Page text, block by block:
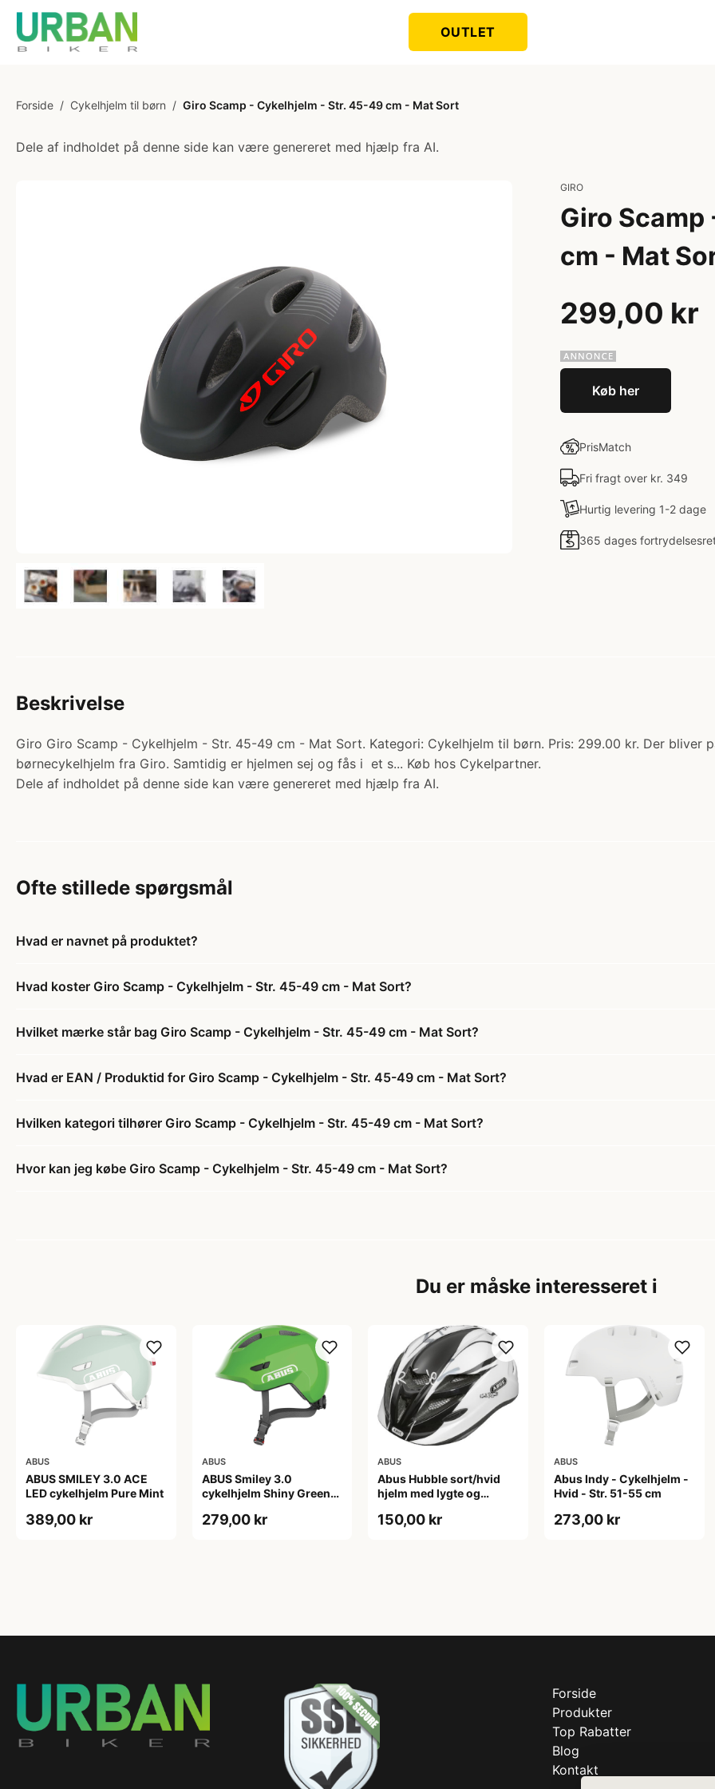
OUTLET
Forside / Cykelhjelm til børn / Giro Scamp - Cykelhjelm - Str. 45-49 cm - Mat Sort
Dele af indholdet på denne side kan være genereret med hjælp fra AI.
GIRO
Giro
cm - Mat
299,00 kr
Køb her
PrisMatch
Fri fragt over kr. 349
Hurtig levering 1-2 dage
365 dages
Beskrivelse
Giro Giro Scamp - Cykelhjelm - Str. 45-49 cm - Mat Sort. Kategori: Cykelhjelm til børn. Pris: 299.00 kr. Der bliver
børnecykelhjelm fra Giro. Samtidig er hjelmen sej og fås i et s... Køb hos Cykelpartner.
Dele af indholdet på denne side kan være genereret med hjælp fra AI.
Ofte stillede spørgsmål
Hvad er navnet på produktet?
Hvad koster Giro Scamp - Cykelhjelm - Str. 45-49 cm - Mat Sort?
Hvilket mærke står bag Giro Scamp - Cykelhjelm - Str. 45-49 cm - Mat Sort?
Hvad er EAN / Produktid for Giro Scamp - Cykelhjelm - Str. 45-49 cm - Mat Sort?
Hvilken kategori tilhører Giro Scamp - Cykelhjelm - Str. 45-49 cm - Mat Sort?
Hvor kan jeg købe Giro Scamp - Cykelhjelm - Str. 45-49 cm - Mat Sort?
Du er måske interesseret i
ABUS
ABUS SMILEY 3.0 ACE
LED cykelhjelm Pure Mint
389,00 kr
ABUS
ABUS Smiley 3.0
cykelhjelm Shiny Green
cm)
279,00 kr
ABUS
Abus Hubble sort/hvid
hjelm med lygte og
(Hjelmstørrelse: 46-52
150,00 kr
ABUS
Abus Indy - Cykelhjelm -
Hvid - Str. 51-55 cm
273,00 kr
Forside
Produkter
Top Rabatter
Blog
Kontakt